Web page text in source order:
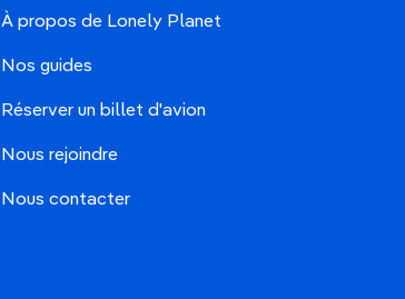
À propos de Lonely Planet
Nos guides
Réserver un billet d'avion
Nous rejoindre
Nous contacter